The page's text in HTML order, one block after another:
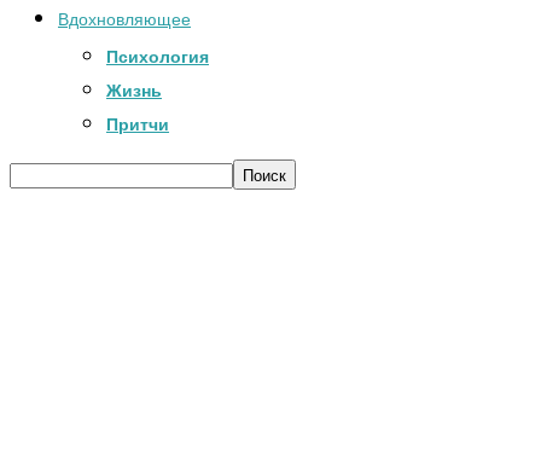
Вдохновляющее
Психология
Жизнь
Притчи